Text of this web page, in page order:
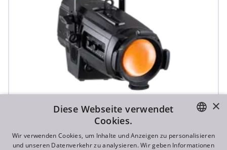
ENGLISH
×
Diese Webseite verwendet
Cookies.
Wir verwenden Cookies, um Inhalte und Anzeigen zu personalisieren
und unseren Datenverkehr zu analysieren. Wir geben Informationen